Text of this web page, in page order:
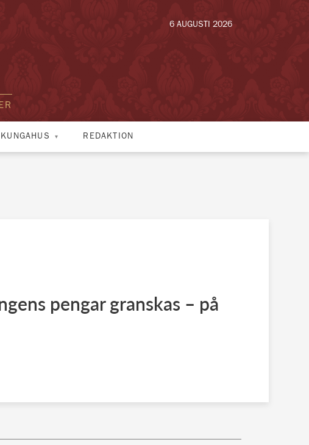
6 AUGUSTI 2026
REDAKTION
pengar granskas – på